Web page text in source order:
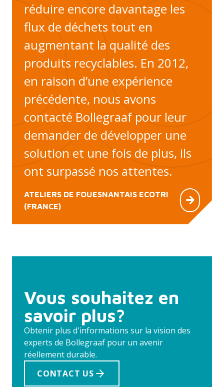
réduire encore davantage les
flux de déchets tout en
augmentant la qualité des
produits recyclables. En 2012,
en raison d’une expérience
précédente, nous avons
contacté Bollegraaf pour leur
demander de développer une
solution et une fois de plus, ils
ont surpassé nos attentes.
ATELIERS DE FOUESNANTAIS ECOTRI
(FRANCE)
Vous souhaitez en
savoir plus?
Obtenir plus d'informations sur la vision des
experts de Bollegraaf pour un avenir
réellement durable.
CONTACT US